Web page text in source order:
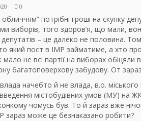
0
потрібні гроші на скупку
виборів, того здоров’я, що мали,
– це далеко не половина.
який пост в ІМР займатиме, а хто
мало не всі партії на виборах обіцяли
багатоповерхову забудову. От
начебто й не влада, в.о.
містобудівних умов (МУ) на
чомусь був. То й зараз вже
зараз може це безнаказано робити?